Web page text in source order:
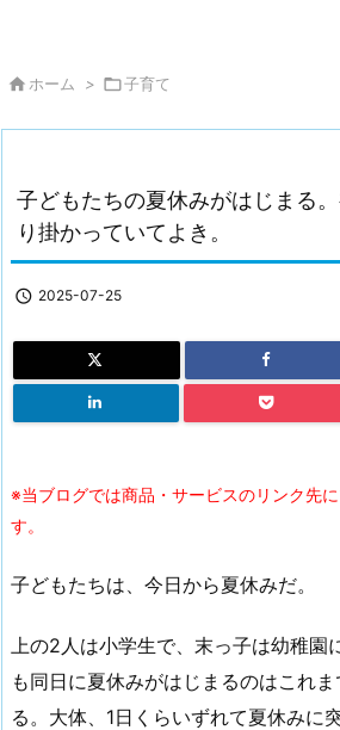
 ホーム > 子育て
子どもたちの夏休みがはじまる
り掛かっていてよき。
 2025-07-25
※当ブログでは商品・サービスのリンク先
す。
子どもたちは、今日から夏休みだ。
上の2人は小学生で、末っ子は幼稚園
も同日に夏休みがはじまるのはこれ
る。大体、1日くらいずれて夏休みに